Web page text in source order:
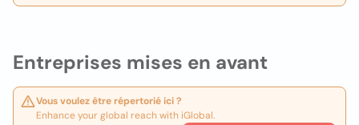
Entreprises mises en avant
Vous voulez être répertorié ici ?
Enhance your global reach with iGlobal.